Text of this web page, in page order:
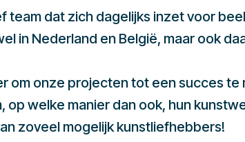
team dat zich dagelijks inzet voor
in Nederland en België, maar ook
om onze projecten tot een succes te
op welke manier dan ook, hun
zoveel mogelijk kunstliefhebbers!